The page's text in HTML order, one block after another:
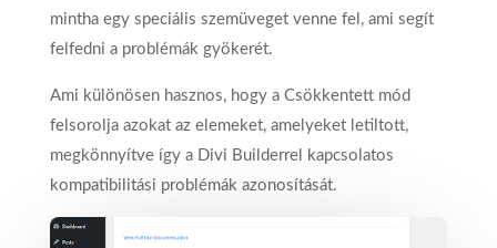
mintha egy speciális szemüveget venne fel, ami segít
felfedni a problémák gyökerét.
Ami különösen hasznos, hogy a Csökkentett mód
felsorolja azokat az elemeket, amelyeket letiltott,
megkönnyítve így a Divi Builderrel kapcsolatos
kompatibilitási problémák azonosítását.